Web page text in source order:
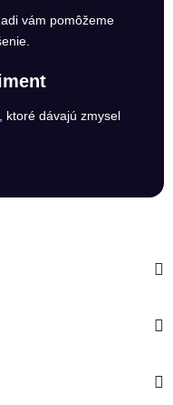
vám pomôžeme
ktoré dávajú zmysel